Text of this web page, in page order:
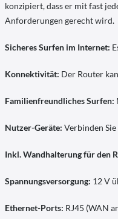
konzipiert, dass er mit fast
Anforderungen gerecht wird.
Sicheres Surfen im Internet:
Konnektivität: Der Router
Familienfreundliches Surfen:
Nutzer-Geräte: Verbinden
Inkl. Wandhalterung für den
Spannungsversorgung: 12 V
Ethernet-Ports: RJ45 (WAN